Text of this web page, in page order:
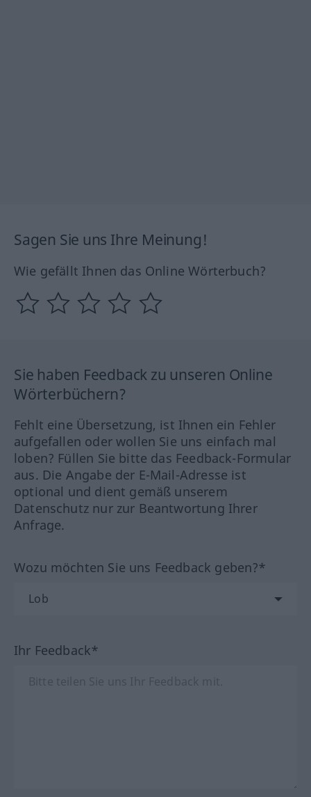
Sagen Sie uns Ihre Meinung!
Wie gefällt Ihnen das Online Wörterbuch?
Sie haben Feedback zu unseren Online
Wörterbüchern?
Fehlt eine Übersetzung, ist Ihnen ein Fehler
aufgefallen oder wollen Sie uns einfach mal
loben? Füllen Sie bitte das Feedback-Formular
aus. Die Angabe der E-Mail-Adresse ist
optional und dient gemäß unserem
Datenschutz nur zur Beantwortung Ihrer
Anfrage.
Wozu möchten Sie uns Feedback geben?*
Ihr Feedback*